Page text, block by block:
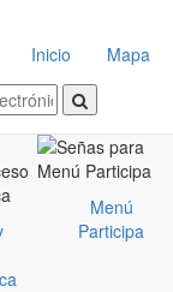
Inicio
Mapa
Menú
Participa